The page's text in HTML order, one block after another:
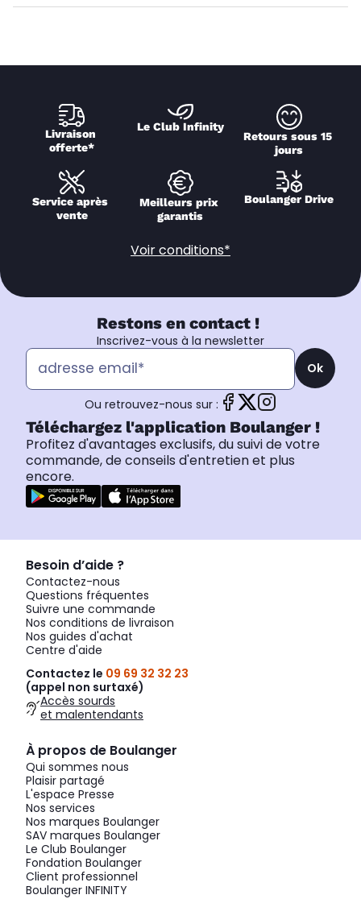
Livraison
offerte*
Le Club Infinity
Retours sous 15
jours
Service après
vente
Meilleurs prix
garantis
Boulanger Drive
Voir conditions*
Restons en contact !
Inscrivez-vous à la newsletter
Ok
Ou retrouvez-nous sur :
Téléchargez l'application Boulanger !
Profitez d'avantages exclusifs, du suivi de votre
commande, de conseils d'entretien et plus
encore.
Besoin d’aide ?
Contactez-nous
Questions fréquentes
Suivre une commande
Nos conditions de livraison
Nos guides d'achat
Centre d'aide
Contactez le 09 69 32 32 23
(appel non surtaxé)
Accès sourds
et malentendants
À propos de Boulanger
Qui sommes nous
Plaisir partagé
L'espace Presse
Nos services
Nos marques Boulanger
SAV marques Boulanger
Le Club Boulanger
Fondation Boulanger
Client professionnel
Boulanger INFINITY